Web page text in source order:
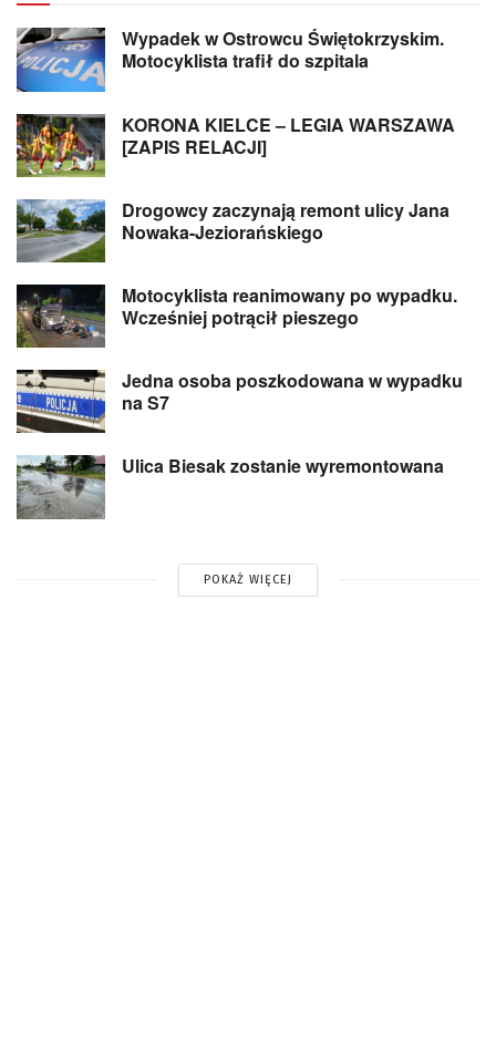
Wypadek w Ostrowcu Świętokrzyskim.
Motocyklista trafił do szpitala
KORONA KIELCE – LEGIA WARSZAWA
[ZAPIS RELACJI]
Drogowcy zaczynają remont ulicy Jana
Nowaka-Jeziorańskiego
Motocyklista reanimowany po wypadku.
Wcześniej potrącił pieszego
Jedna osoba poszkodowana w wypadku
na S7
Ulica Biesak zostanie wyremontowana
POKAŻ WIĘCEJ